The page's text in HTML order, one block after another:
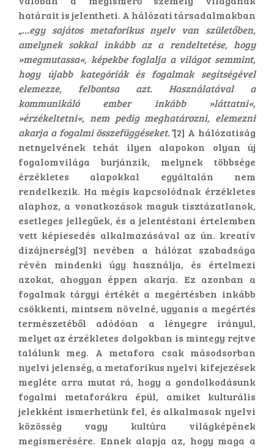
határait is jelentheti. A hálózati társadalmakban
„…egy sajátos metaforikus nyelv van születőben,
amelynek sokkal inkább az a rendeltetése, hogy
»megmutassa«, képekbe foglalja a világot semmint,
hogy újabb kategóriák és fogalmak segítségével
elemezze, felbontsa azt. Használatával a
kommunikáló ember inkább »láttatni«,
»érzékeltetni«, nem pedig meghatározni, elemezni
akarja a fogalmi összefüggéseket.”[2] A hálózatiság
netnyelvének tehát ilyen alapokon olyan új
fogalomvilága burjánzik, melynek többsége
érzékletes alapokkal egyáltalán nem
rendelkezik. Ha mégis kapcsolódnak érzékletes
alaphoz, a vonatkozások maguk tisztázatlanok,
esetleges jellegűek, és a jelentéstani értelemben
vett képiesedés alkalmazásával az ún. kreatív
dizájnerség[3] nevében a hálózat szabadsága
révén mindenki úgy használja, és értelmezi
azokat, ahogyan éppen akarja. Ez azonban a
fogalmak tárgyi értékét a megértésben inkább
csökkenti, mintsem növelné, ugyanis a megértés
természetéből adódóan a lényegre irányul,
melyet az érzékletes dolgokban is mintegy rejtve
találunk meg. A metafora csak másodsorban
nyelvi jelenség, a metaforikus nyelvi kifejezések
megléte arra mutat rá, hogy a gondolkodásunk
fogalmi metaforákra épül, amiket kulturális
jelekként ismerhetünk fel, és alkalmasak nyelvi
közösség vagy kultúra világképének
megismerésére. Ennek alapja az, hogy maga a